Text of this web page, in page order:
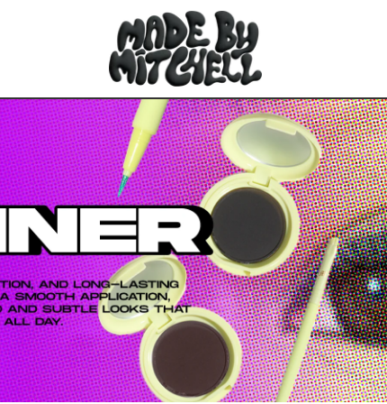
Tutti i
Austria
Belgio (EUR
Croazia
Cechia (CZK
Danimarca
Estonia
Finlandia
Francia
Germania
Grecia (EUR
Ungheria